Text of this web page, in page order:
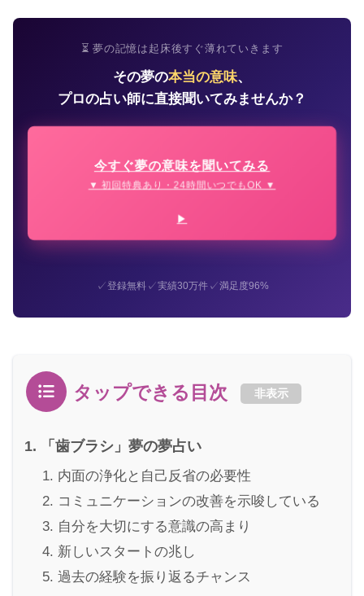
⏳ 夢の記憶は起床後すぐ薄れていきます
その夢の本当の意味、
プロの占い師に直接聞いてみませんか？
今すぐ夢の意味を聞いてみる
▼ 初回特典あり・24時間いつでもOK ▼
✓登録無料✓実績30万件✓満足度96%
タップできる目次 非表示
「歯ブラシ」夢の夢占い
内面の浄化と自己反省の必要性
コミュニケーションの改善を示唆している
自分を大切にする意識の高まり
新しいスタートの兆し
過去の経験を振り返るチャンス